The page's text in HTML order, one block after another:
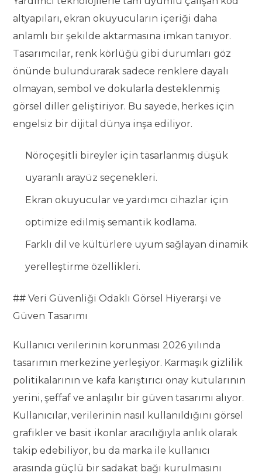
altyapıları, ekran okuyucuların içeriği daha
anlamlı bir şekilde aktarmasına imkan tanıyor.
Tasarımcılar, renk körlüğü gibi durumları göz
önünde bulundurarak sadece renklere dayalı
olmayan, sembol ve dokularla desteklenmiş
görsel diller geliştiriyor. Bu sayede, herkes için
engelsiz bir dijital dünya inşa ediliyor.
Nöroçeşitli bireyler için tasarlanmış düşük
uyaranlı arayüz seçenekleri.
Ekran okuyucular ve yardımcı cihazlar için
optimize edilmiş semantik kodlama.
Farklı dil ve kültürlere uyum sağlayan dinamik
yerelleştirme özellikleri.
## Veri Güvenliği Odaklı Görsel Hiyerarşi ve
Güven Tasarımı
Kullanıcı verilerinin korunması 2026 yılında
tasarımın merkezine yerleşiyor. Karmaşık gizlilik
politikalarının ve kafa karıştırıcı onay kutularının
yerini, şeffaf ve anlaşılır bir güven tasarımı alıyor.
Kullanıcılar, verilerinin nasıl kullanıldığını görsel
grafikler ve basit ikonlar aracılığıyla anlık olarak
takip edebiliyor, bu da marka ile kullanıcı
arasında güçlü bir sadakat bağı kurulmasını